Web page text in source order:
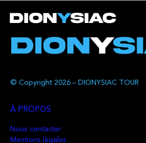
© Copyright 2026 – DIONYSIAC TOUR
À PROPOS
Nous contacter
Mentions légales